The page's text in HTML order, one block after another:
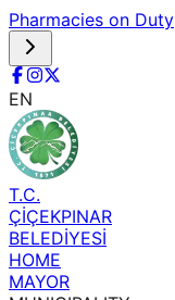
Pharmacies on Duty
EN
T.C.
ÇİÇEKPINAR
BELEDİYESİ
HOME
MAYOR